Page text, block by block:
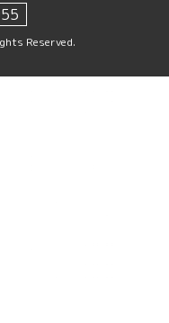
Reserved.